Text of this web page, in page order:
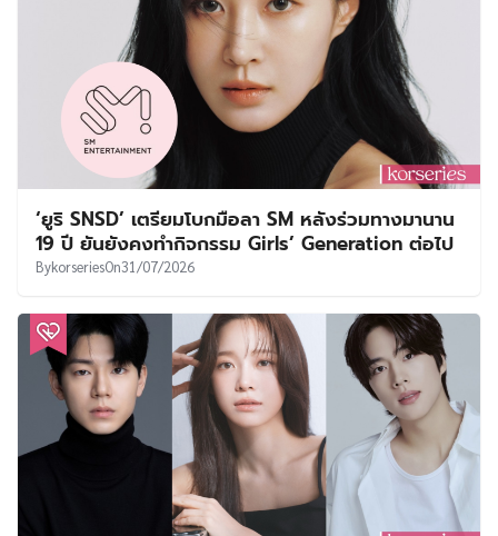
‘ยูริ SNSD’ เตรียมโบกมือลา SM หลังร่วมทางมานาน
19 ปี ยันยังคงทำกิจกรรม Girls’ Generation ต่อไป
BykorseriesOn31/07/2026